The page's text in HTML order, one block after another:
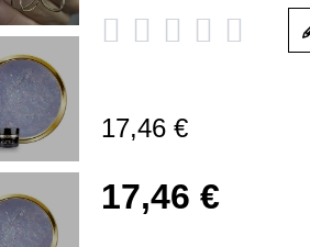
    
17,46 €
17,46 €